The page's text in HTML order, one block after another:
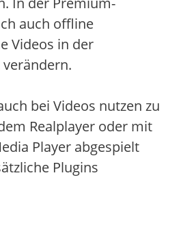
auch offline
Videos in der
bei Videos nutzen zu
Realplayer oder mit
Player abgespielt
Plugins